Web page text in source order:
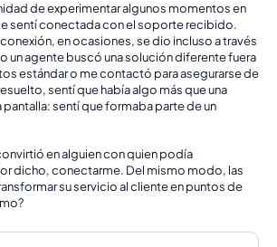
de experimentar algunos momentos en
sentí conectada con el soporte recibido.
en ocasiones, se dio incluso a través
un agente buscó una solución diferente fuera
estándar o me contactó para asegurarse de
sentí que había algo más que una
sentí que formaba parte de un
en alguien con quien podía
dicho, conectarme. Del mismo modo, las
su servicio al cliente en puntos de